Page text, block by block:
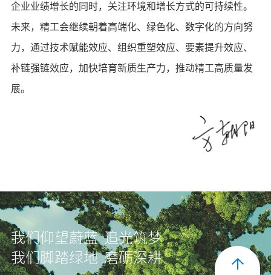
企业业绩增长的同时，关注环境和增长方式的可持续性。
未来，精工会继续朝着高端化、绿色化、数字化的方向努
力，通过技术赋能效应、组织重塑效应、要素提升效应、
补链强链效应，加快培育新质生产力，推动精工高质量发
展。
我们仰望蔚蓝 追光筑梦
我们脚踏绿地 磨砺深耕